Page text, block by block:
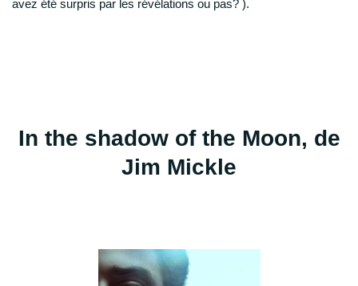
avez été surpris par les révélations ou pas? ).
In the shadow of the Moon, de
Jim Mickle